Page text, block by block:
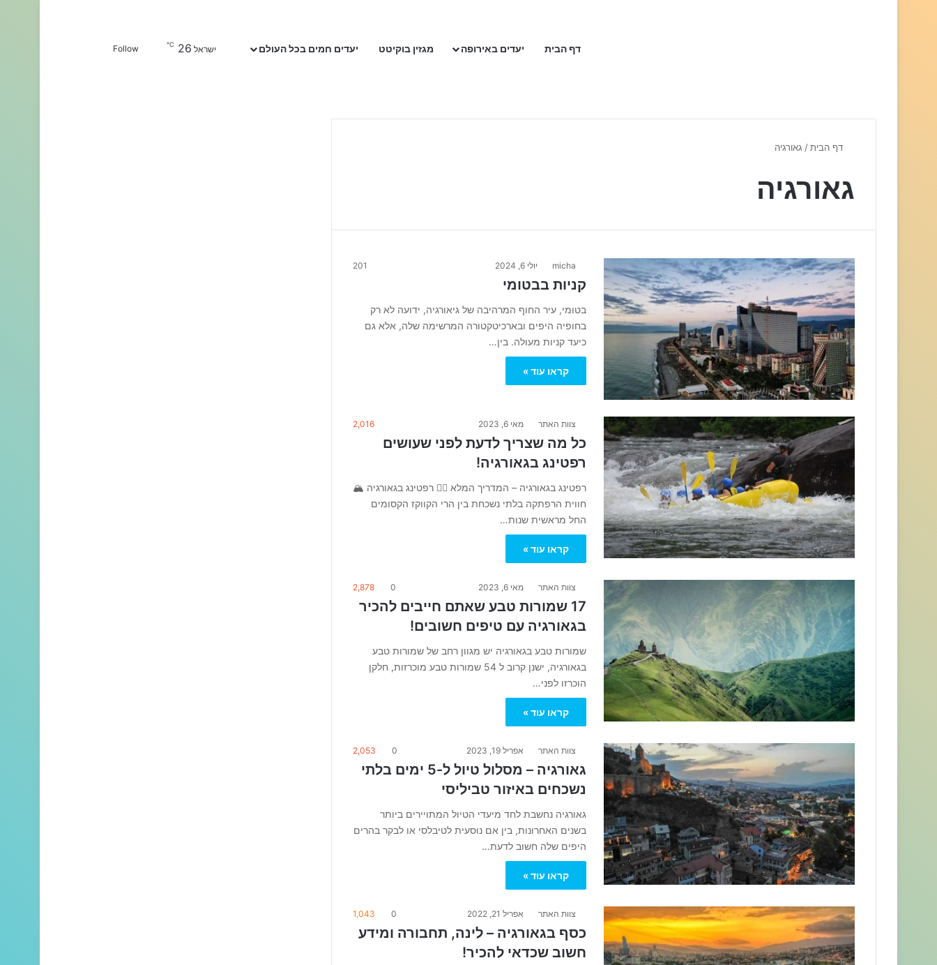
דף הבית יעדים באירופה מגזין בוקיטט יעדים חמים בכל העולם ישראל 26
℃
Follow
דף הבית/ גאורגיה
גאורגיה
micha יולי 6, 2024 201
קניות בבטומי
בטומי, עיר החוף המרהיבה של גיאורגיה, ידועה לא רק
בחופיה היפים ובארכיטקטורה המרשימה שלה, אלא גם
כיעד קניות מעולה. בין…
קראו עוד »
צוות האתר מאי 6, 2023 2,016
כל מה שצריך לדעת לפני שעושים
רפטינג בגאורגיה!
רפטינג בגאורגיה – המדריך המלא 🚣‍♂️ רפטינג בגאורגיה 🏔️
חווית הרפתקה בלתי נשכחת בין הרי הקווקז הקסומים
החל מראשית שנות…
קראו עוד »
צוות האתר מאי 6, 2023 0
2,878
17 שמורות טבע שאתם חייבים להכיר
בגאורגיה עם טיפים חשובים!
שמורות טבע בגאורגיה יש מגוון רחב של שמורות טבע
בגאורגיה, ישנן קרוב ל 54 שמורות טבע מוכרזות, חלקן
הוכרזו לפני…
קראו עוד »
צוות האתר אפריל 19, 2023 0
2,053
גאורגיה – מסלול טיול ל-5 ימים בלתי
נשכחים באיזור טביליסי
גאורגיה נחשבת לחד מיעדי הטיול המתויירים ביותר
בשנים האחרונות, בין אם נוסעית לטיבלסי או לבקר בהרים
היפים שלה חשוב לדעת…
קראו עוד »
צוות האתר אפריל 21, 2022 0
1,043
כסף בגאורגיה – לינה, תחבורה ומידע
חשוב שכדאי להכיר!